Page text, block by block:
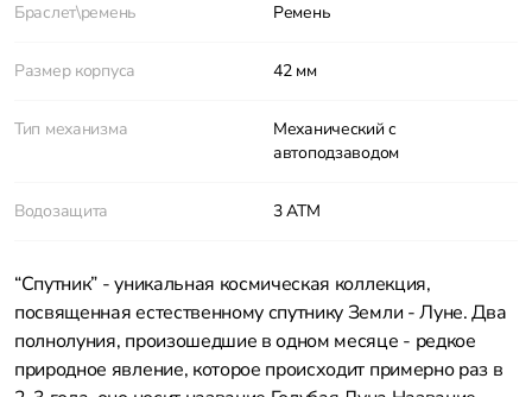
“Спутник” - уникальная космическая коллекция,
посвященная естественному спутнику Земли - Луне. Два
полнолуния, произошедшие в одном месяце - редкое
природное явление, которое происходит примерно раз в
Браслет\ремень Ремень
Размер корпуса 42 мм
Тип механизма
Механический с
автоподзаводом
Водозащита 3 АТМ